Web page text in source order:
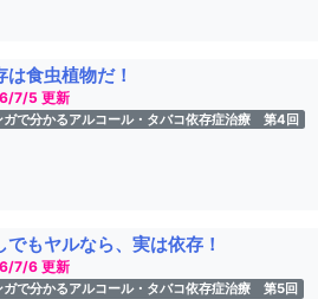
は食虫植物だ！
7/5 更新
ガで分かるアルコール・タバコ依存症治療 第4回
でもヤルなら、実は依存！
7/6 更新
ガで分かるアルコール・タバコ依存症治療 第5回